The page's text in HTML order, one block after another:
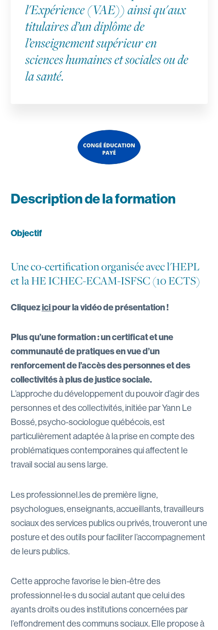
l'Expérience (VAE)) ainsi qu'aux
titulaires d’un diplôme de
l’enseignement supérieur en
sciences humaines et sociales ou de
la santé.
Description de la formation
Objectif
Une co-certification organisée avec l'HEPL
et la HE ICHEC-ECAM-ISFSC (10 ECTS)
Cliquezicipour la vidéo de présentation !
Plus qu’une formation : un certificat et une
communauté de pratiques en vue d’un
renforcement de l’accès des personnes et des
collectivités à plus de justice sociale.
L’approche du développement du pouvoir d’agir des
personnes et des collectivités, initiée par Yann Le
Bossé, psycho-sociologue québécois, est
particulièrement adaptée à la prise en compte des
problématiques contemporaines qui affectent le
travail social au sens large.
Les professionnel.les de première ligne,
psychologues, enseignants, accueillants, travailleurs
sociaux des services publics ou privés, trouveront une
posture et des outils pour faciliter l’accompagnement
de leurs publics.
Cette approche favorise le bien-être des
professionnel·le·s du social autant que celui des
ayants droits ou des institutions concernées par
l’effondrement des communs sociaux. Elle propose à